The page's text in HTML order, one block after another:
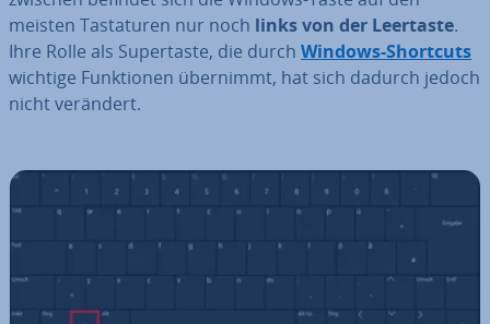
meisten Tas­ta­tu­ren nur noch links von der Leertaste.
Ihre Rolle als Su­per­tas­te, die durch Windows-Shortcuts
wichtige Funk­tio­nen übernimmt, hat sich dadurch jedoch
nicht verändert.